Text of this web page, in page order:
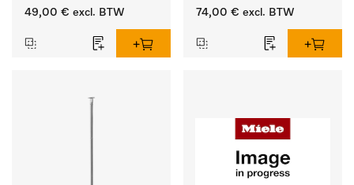
ster, Ø 6, lengte 115 mm.
49,00 € excl. BTW
lengte 135 mm.
74,00 € excl. BTW